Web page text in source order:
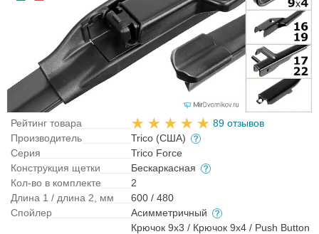
Рейтинг товара
89 отзывов
Производитель
Trico (США)
Серия
Trico Force
Конструкция щетки
Бескаркасная
Кол-во в комплекте
2
Длина 1 / длина 2, мм
600 / 480
Спойлер
Асимметричный
Крючок 9x3 / Крючок 9x4 / Push Button